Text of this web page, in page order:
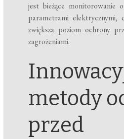
jest bieżące monitorowanie
parametrami elektrycznymi,
zwiększa poziom ochrony
zagrożeniami.
metody
przed